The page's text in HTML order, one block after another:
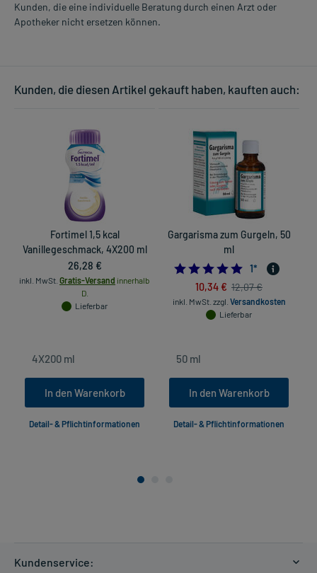
Kunden, die eine individuelle Beratung durch einen Arzt oder
Apotheker nicht ersetzen können.
Kunden, die diesen Artikel gekauft haben, kauften auch:
Fortimel 1,5 kcal
Vanillegeschmack, 4X200 ml
26,28 €
inkl. MwSt. Gratis-Versand innerhalb
D.
Lieferbar
In den Warenkorb
Detail- & Pflichtinformationen
Gargarisma zum Gurgeln, 50
ml
5.0
1*
10,34 € 12,07 €
inkl. MwSt. zzgl. Versandkosten
Lieferbar
In den Warenkorb
Detail- & Pflichtinformationen
Kundenservice: